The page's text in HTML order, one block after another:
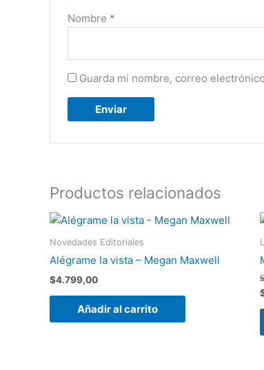
Nombre *
Guarda mi nombre, correo
Productos relacionados
Novedades Editoriales
Alégrame la vista – Megan Maxwell
$4.799,00
Añadir al carrito